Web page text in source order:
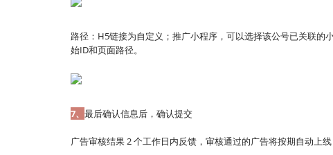
路径：H5链接为自定义；推广小程序，可以选择该公号已关联的
始ID和页面路径。
7、 最后确认信息后，确认提交
广告审核结果 2 个工作日内反馈，审核通过的广告将按期自动上线